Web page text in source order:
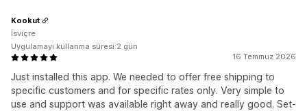
16 Temmuz 2026
Just installed this app. We needed to offer free shipping to
specific customers and for specific rates only. Very simple to
use and support was available right away and really good. Set-
Kookut
İsviçre
Uygulamayı kullanma süresi:2 gün